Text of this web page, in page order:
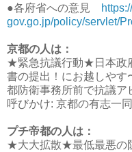
●各府省への意見
gov.go.jp/policy/servlet/
京都の人は：
★緊急抗議行動★日本政
書の提出！にお越しやす
都防衛事務所前で抗議ア
呼びかけ: 京都の有志一
プチ帝都の人は：
★大大拡散★最低最悪の